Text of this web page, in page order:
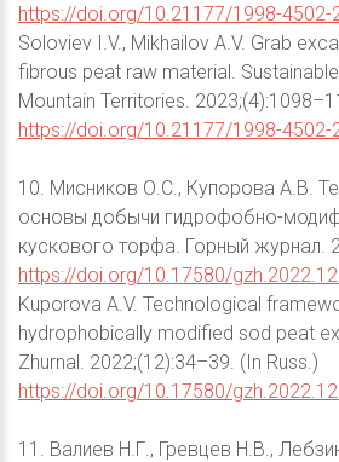
https://doi.org/10.21177/1998-4502-
Soloviev I.V., Mikhailov A.V. Grab
fibrous peat raw material.
Mountain Territories.
https://doi.org/10.21177/1998-4502-
10. Мисников О.С., Купорова А.В.
основы добычи гидрофобно-
кускового торфа. Горный журнал.
https://doi.org/10.17580/
Kuporova A.V. Technological
hydrophobically modified sod peat
Zhurnal. 2022;(12):34–39. (In Russ.)
https://doi.org/10.17580/
11. Валиев Н.Г., Гревцев Н.В.,